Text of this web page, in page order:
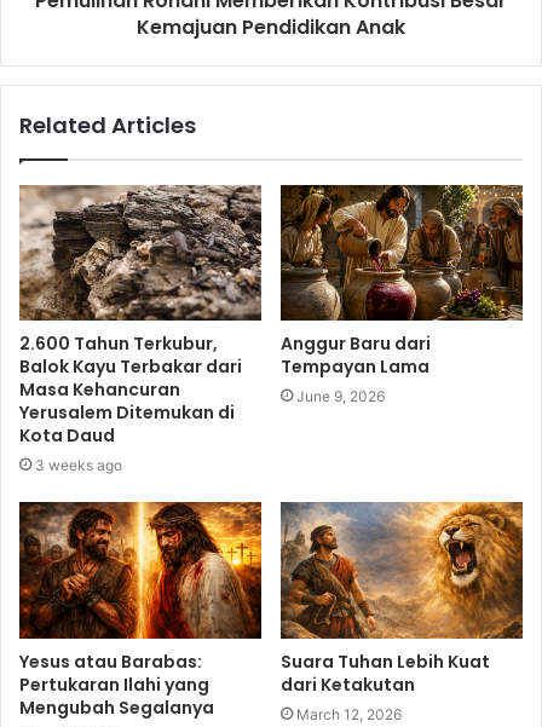
Kemajuan Pendidikan Anak
Related Articles
2.600 Tahun Terkubur,
Balok Kayu Terbakar dari
Masa Kehancuran
Yerusalem Ditemukan di
Kota Daud
3 weeks ago
Anggur Baru dari
Tempayan Lama
June 9, 2026
Yesus atau Barabas:
Pertukaran Ilahi yang
Mengubah Segalanya
Suara Tuhan Lebih Kuat
dari Ketakutan
March 12, 2026